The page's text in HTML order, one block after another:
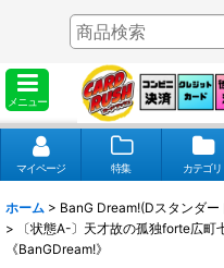
メニュー
マイページ 特集 カテゴリ
ホーム > BanG Dream!(Dスタンダー
>
〔状態A-〕天才故の孤独forte広
《BanGDream!》